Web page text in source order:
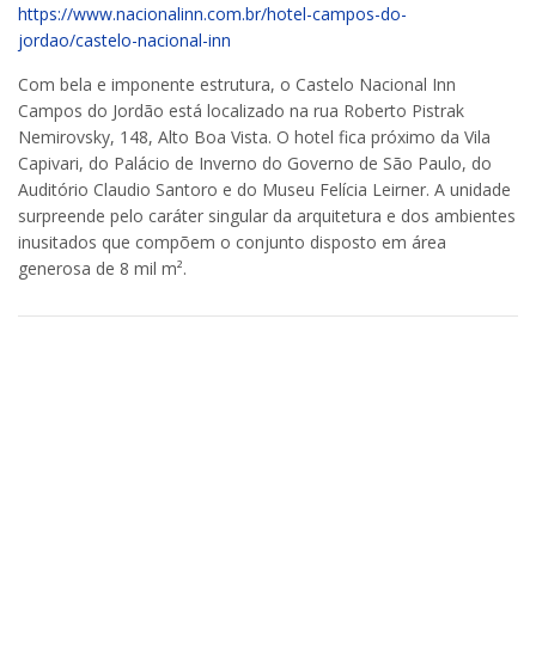
https://www.nacionalinn.com.br/hotel-campos-do-
jordao/castelo-nacional-inn
Com bela e imponente estrutura, o Castelo Nacional Inn
Campos do Jordão está localizado na rua Roberto Pistrak
Nemirovsky, 148, Alto Boa Vista. O hotel fica próximo da Vila
Capivari, do Palácio de Inverno do Governo de São Paulo, do
Auditório Claudio Santoro e do Museu Felícia Leirner. A unidade
surpreende pelo caráter singular da arquitetura e dos ambientes
inusitados que compõem o conjunto disposto em área
generosa de 8 mil m².